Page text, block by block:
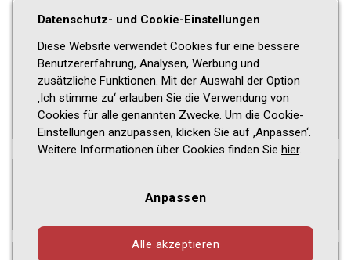
Datenschutz- und Cookie-Einstellungen
Diese Website verwendet Cookies für eine bessere
Benutzererfahrung, Analysen, Werbung und
zusätzliche Funktionen. Mit der Auswahl der Option
‚Ich stimme zu‘ erlauben Sie die Verwendung von
Cookies für alle genannten Zwecke. Um die Cookie-
Einstellungen anzupassen, klicken Sie auf ‚Anpassen‘.
Weitere Informationen über Cookies finden Sie hier.
Anpassen
Alle akzeptieren